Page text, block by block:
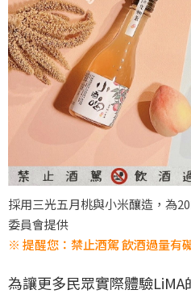
採用三光五月桃與小米釀造，為
委員會提供
※ 提醒您：禁止酒駕 飲酒過量有
為讓更多民眾實際體驗